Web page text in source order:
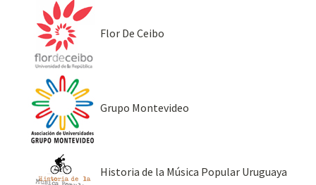
Flor De Ceibo
Grupo Montevideo
Historia de la Música Popular Uruguaya